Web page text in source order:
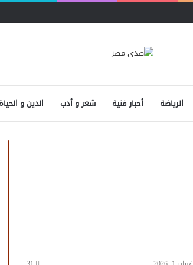
الرياضة أحبار فنية شعر و أدب الدين و الحياة